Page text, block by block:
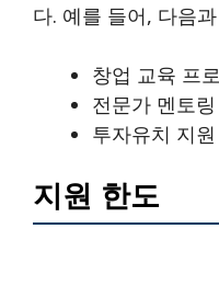
다. 예를 들어, 다음
창업 교육 프
전문가 멘토링
투자유치 지원
지원 한도